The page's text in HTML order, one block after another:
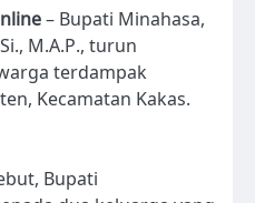
– Bupati Minahasa,
M.A.P., turun
terdampak
Kecamatan Kakas.
Bupati